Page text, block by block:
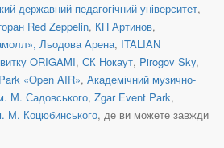
державний педагогічний університет,
Red Zeppelin, КП Артинов,
Льодова Арена, ITALIAN
ORIGAMI, СК Нокаут, Pirogov Sky,
Park «Open AIR», Академічний музично-
М. Садовського, Zgar Event Park,
М. Коцюбинського, де ви можете завжди